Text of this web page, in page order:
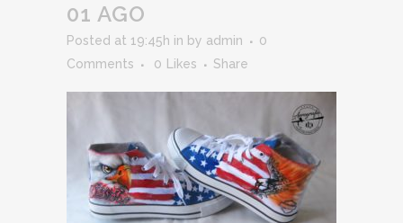
01 AGO
Posted at 19:45h in by admin
0
Comments
0 Likes Share